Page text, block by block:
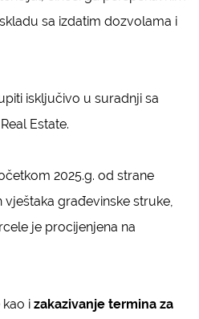
sa izdatim dozvolama i
isključivo u suradnji sa
Estate.
2025.g. od strane
građevinske struke,
je procijenjena na
i zakazivanje termina za